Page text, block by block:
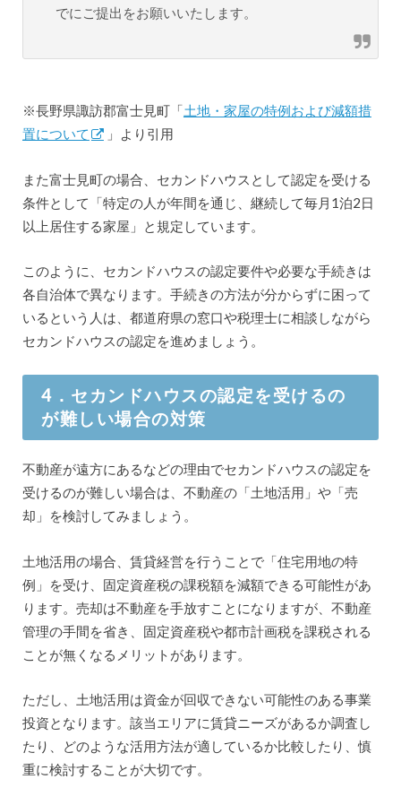
でにご提出をお願いいたします。
※長野県諏訪郡富士見町「土地・家屋の特例および減額措
置について
」より引用
また富士見町の場合、セカンドハウスとして認定を受ける
条件として「特定の人が年間を通じ、継続して毎月1泊2日
以上居住する家屋」と規定しています。
このように、セカンドハウスの認定要件や必要な手続きは
各自治体で異なります。手続きの方法が分からずに困って
いるという人は、都道府県の窓口や税理士に相談しながら
セカンドハウスの認定を進めましょう。
4．セカンドハウスの認定を受けるの
が難しい場合の対策
不動産が遠方にあるなどの理由でセカンドハウスの認定を
受けるのが難しい場合は、不動産の「土地活用」や「売
却」を検討してみましょう。
土地活用の場合、賃貸経営を行うことで「住宅用地の特
例」を受け、固定資産税の課税額を減額できる可能性があ
ります。売却は不動産を手放すことになりますが、不動産
管理の手間を省き、固定資産税や都市計画税を課税される
ことが無くなるメリットがあります。
ただし、土地活用は資金が回収できない可能性のある事業
投資となります。該当エリアに賃貸ニーズがあるか調査し
たり、どのような活用方法が適しているか比較したり、慎
重に検討することが大切です。